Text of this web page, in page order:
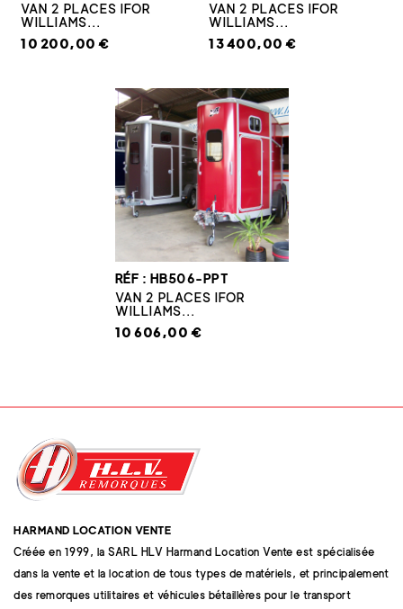
VAN 2 PLACES IFOR
WILLIAMS...
10 200,00 €
VAN 2 PLACES IFOR
WILLIAMS...
13 400,00 €
RÉF : HB506-PPT
VAN 2 PLACES IFOR
WILLIAMS...
10 606,00 €
HARMAND LOCATION VENTE
Créée en 1999, la SARL HLV Harmand Location Vente est spécialisée
dans la vente et la location de tous types de matériels, et principalement
des remorques utilitaires et véhicules bétaillères pour le transport